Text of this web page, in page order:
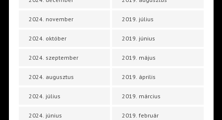
2024. november
2024. október
2024. szeptember
2024. augusztus
2024. július
2024. június
2019. július
2019. június
2019. május
2019. április
2019. március
2019. február